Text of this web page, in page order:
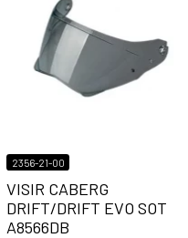
2356-21-00
VISIR CABERG
DRIFT/DRIFT EVO SOT
A8566DB